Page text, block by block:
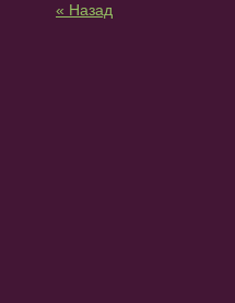
« Назад